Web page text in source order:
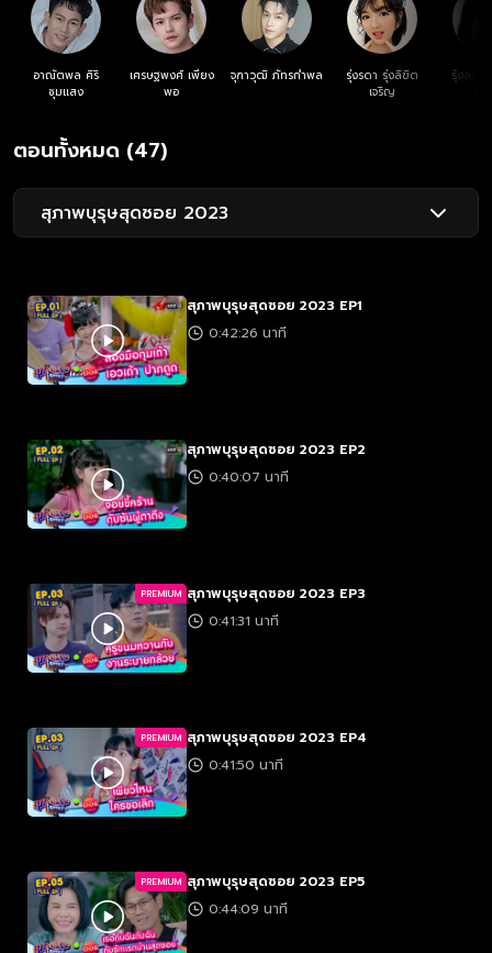
อาณัตพล ศิริ
ชุมแสง
เศรษฐพงศ์ เพียง
พอ
จุฑาวุฒิ ภัทรกำพล
รุ่งรดา รุ่งลิขิต
เจริญ
รุ้งลาวั
ตอนทั้งหมด (47)
สุภาพบุรุษสุดซอย 2023
สุภาพบุรุษสุดซอย 2023 EP1
0:42:26 นาที
สุภาพบุรุษสุดซอย 2023 EP2
0:40:07 นาที
PREMIUM สุภาพบุรุษสุดซอย 2023 EP3
0:41:31 นาที
PREMIUM สุภาพบุรุษสุดซอย 2023 EP4
0:41:50 นาที
PREMIUM สุภาพบุรุษสุดซอย 2023 EP5
0:44:09 นาที